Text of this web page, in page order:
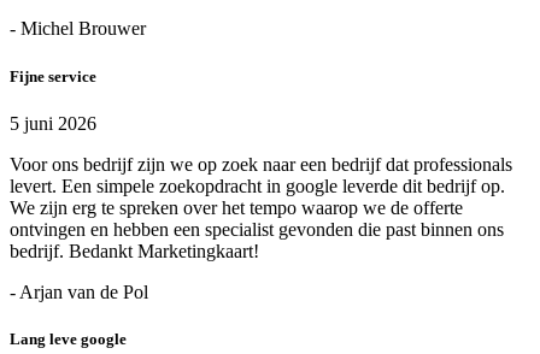
- Michel Brouwer
Fijne service
5 juni 2026
Voor ons bedrijf zijn we op zoek naar een bedrijf dat professionals
levert. Een simpele zoekopdracht in google leverde dit bedrijf op.
We zijn erg te spreken over het tempo waarop we de offerte
ontvingen en hebben een specialist gevonden die past binnen ons
bedrijf. Bedankt Marketingkaart!
- Arjan van de Pol
Lang leve google